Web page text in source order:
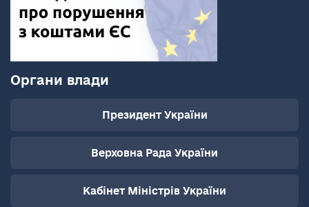
Органи влади
Президент України
Верховна Рада України
Кабінет Міністрів України